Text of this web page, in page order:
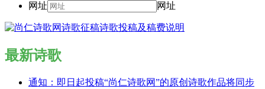
网址
网址
最新诗歌
通知：即日起投稿“尚仁诗歌网”的原创诗歌作品将同步